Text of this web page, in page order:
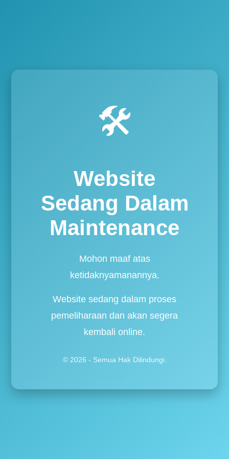
🛠️
Website
Sedang Dalam
Maintenance
Mohon maaf atas
ketidaknyamanannya.
Website sedang dalam proses
pemeliharaan dan akan segera
kembali online.
© 2026 - Semua Hak Dilindungi.